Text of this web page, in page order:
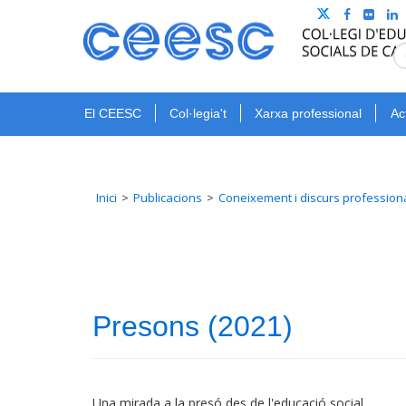
El CEESC Col·legia't Xarxa professional
Inici Publicacions Coneixement i discurs
Presons (2021)